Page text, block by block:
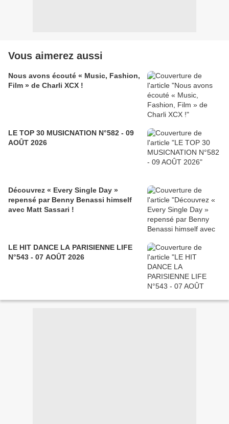
Vous aimerez aussi
Nous avons écouté « Music, Fashion,
Film » de Charli XCX !
LE TOP 30 MUSICNATION N°582 - 09
AOÛT 2026
Découvrez « Every Single Day »
repensé par Benny Benassi himself
avec Matt Sassari !
LE HIT DANCE LA PARISIENNE LIFE
N°543 - 07 AOÛT 2026